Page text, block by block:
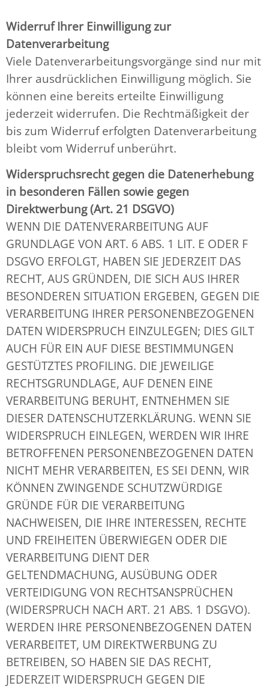
Widerruf Ihrer Einwilligung zur
Datenverarbeitung
Viele Datenverarbeitungsvorgänge sind nur mit
Ihrer ausdrücklichen Einwilligung möglich. Sie
können eine bereits erteilte Einwilligung
jederzeit widerrufen. Die Rechtmäßigkeit der
bis zum Widerruf erfolgten Datenverarbeitung
bleibt vom Widerruf unberührt.
Widerspruchsrecht gegen die Datenerhebung
in besonderen Fällen sowie gegen
Direktwerbung (Art. 21 DSGVO)
WENN DIE DATENVERARBEITUNG AUF
GRUNDLAGE VON ART. 6 ABS. 1 LIT. E ODER F
DSGVO ERFOLGT, HABEN SIE JEDERZEIT DAS
RECHT, AUS GRÜNDEN, DIE SICH AUS IHRER
BESONDEREN SITUATION ERGEBEN, GEGEN DIE
VERARBEITUNG IHRER PERSONENBEZOGENEN
DATEN WIDERSPRUCH EINZULEGEN; DIES GILT
AUCH FÜR EIN AUF DIESE BESTIMMUNGEN
GESTÜTZTES PROFILING. DIE JEWEILIGE
RECHTSGRUNDLAGE, AUF DENEN EINE
VERARBEITUNG BERUHT, ENTNEHMEN SIE
DIESER DATENSCHUTZERKLÄRUNG. WENN SIE
WIDERSPRUCH EINLEGEN, WERDEN WIR IHRE
BETROFFENEN PERSONENBEZOGENEN DATEN
NICHT MEHR VERARBEITEN, ES SEI DENN, WIR
KÖNNEN ZWINGENDE SCHUTZWÜRDIGE
GRÜNDE FÜR DIE VERARBEITUNG
NACHWEISEN, DIE IHRE INTERESSEN, RECHTE
UND FREIHEITEN ÜBERWIEGEN ODER DIE
VERARBEITUNG DIENT DER
GELTENDMACHUNG, AUSÜBUNG ODER
VERTEIDIGUNG VON RECHTSANSPRÜCHEN
(WIDERSPRUCH NACH ART. 21 ABS. 1 DSGVO).
WERDEN IHRE PERSONENBEZOGENEN DATEN
VERARBEITET, UM DIREKTWERBUNG ZU
BETREIBEN, SO HABEN SIE DAS RECHT,
JEDERZEIT WIDERSPRUCH GEGEN DIE